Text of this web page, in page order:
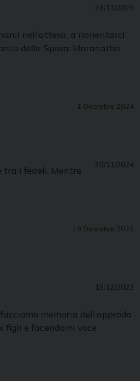
28/11/2025
nell’attesa, a riorientarci
della Sposa: Maranathà,
1 Dicembre 2024
30/11/2024
tra i fedeli. Mentre
18 Dicembre 2023
16/12/2023
memoria dell’approdo
figli e facendomi voce